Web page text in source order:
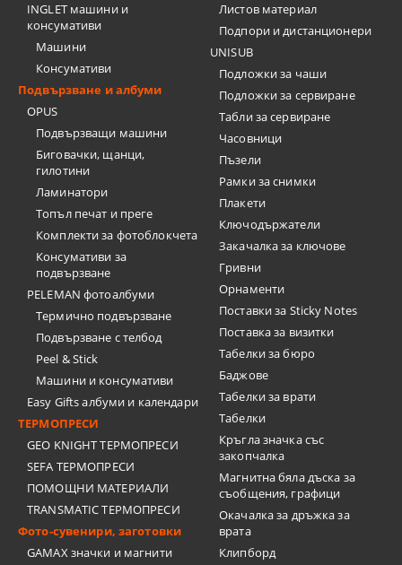
INGLET машини и
консумативи
Машини
Консумативи
Подвързване и албуми
OPUS
Подвързващи машини
Биговачки, щанци,
гилотини
Ламинатори
Топъл печат и преге
Комплекти за фотоблокчета
Консумативи за
подвързване
PELEMAN фотоалбуми
Термично подвързване
Подвързване с телбод
Peel & Stick
Машини и консумативи
Easy Gifts албуми и календари
ТЕРМОПРЕСИ
GEO KNIGHT ТЕРМОПРЕСИ
SEFA ТЕРМОПРЕСИ
ПОМОЩНИ МАТЕРИАЛИ
TRANSMATIC ТЕРМОПРЕСИ
Фото-сувенири, заготовки
GAMAX значки и магнити
Листов материал
Подпори и дистанционери
UNISUB
Подложки за чаши
Подложки за сервиране
Табли за сервиране
Часовници
Пъзели
Рамки за снимки
Плакети
Ключодържатели
Закачалка за ключове
Гривни
Орнаменти
Поставки за Sticky Notes
Поставка за визитки
Tабелки за бюро
Баджове
Табелки за врати
Табелки
Кръгла значка със
закопчалка
Магнитна бяла дъска за
съобщения, графици
Окачалка за дръжка за
врата
Клипборд